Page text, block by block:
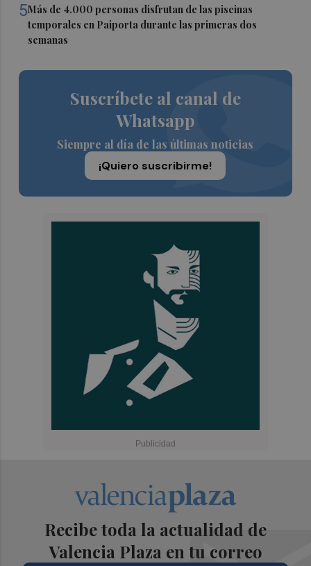
5Más de 4.000 personas disfrutan de las piscinas
temporales en Paiporta durante las primeras dos
semanas
Suscríbete al canal de
Whatsapp
Siempre al día de las últimas noticias
¡Quiero suscribirme!
Recibe toda la actualidad de
Valencia Plaza en tu correo